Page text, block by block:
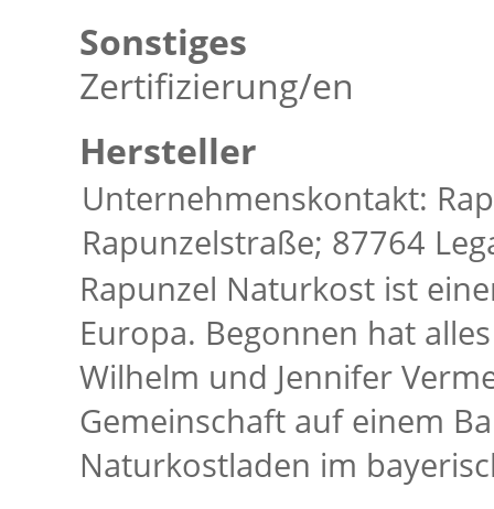
Sonstiges
Zertifizierung/en
Hersteller
Unternehmenskontakt:
Rapunzelstraße; 87764
Rapunzel Naturkost ist
Europa. Begonnen hat
Wilhelm und Jennifer
Gemeinschaft auf einem
Naturkostladen im